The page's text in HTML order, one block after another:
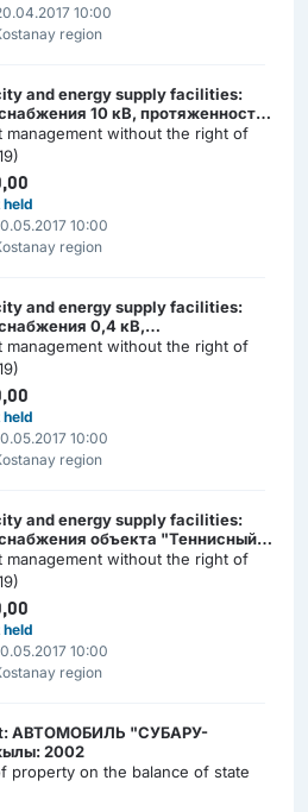
10:00
region
and energy supply facilities:
10 кВ, протяженностью
without the right of
held
10:00
region
and energy supply facilities:
0,4 кВ,
without the right of
held
10:00
region
and energy supply facilities:
объекта "Теннисный
1176,4 м
without the right of
held
10:00
region
АВТОМОБИЛЬ "СУБАРУ-
2002
property on the balance of state